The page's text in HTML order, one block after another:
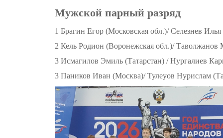
Мужской парный разряд
1 Брагин Егор (Московская обл.)/ Селезнев
2 Кель Родион (Воронежская обл.)/ Таволжанов
3 Исмагилов Эмиль (Татарстан) / Нургалиев
3 Паников Иван (Москва)/ Тулеуов Нурислам